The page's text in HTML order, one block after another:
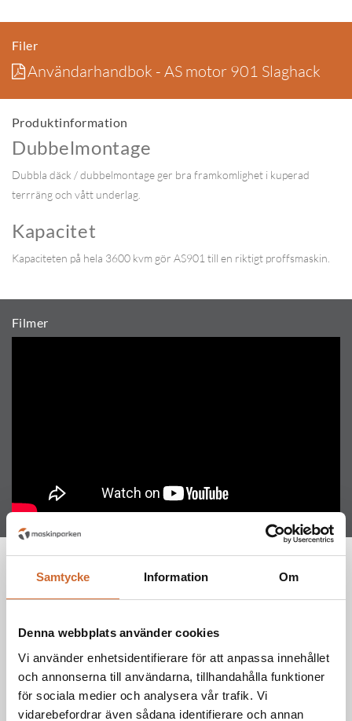
Samtycke Information Om
Denna webbplats använder cookies
Vi använder enhetsidentifierare för att anpassa innehållet
och annonserna till användarna, tillhandahålla funktioner
för sociala medier och analysera vår trafik. Vi
vidarebefordrar även sådana identifierare och annan
Filer
Användarhandbok - AS motor 901 Slaghack
Produktinformation
Dubbelmontage
Dubbla däck / dubbelmontage ger bra framkomlighet i kuperad
terrräng och vått underlag.
Kapacitet
Kapaciteten på hela 3600 kvm gör AS901 till en riktigt proffsmaskin.
Filmer
Specifikationer
Attribute nameAttribute value
Motor
Längd 2200mm